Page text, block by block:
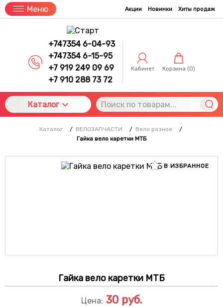
Меню Акции Новинки Хиты продаж
+747354 6-04-93
+747354 6-15-95
+7 919 249 09 69
+7 910 288 73 72
Кабинет Корзина (0)
Каталог
Каталог / ВЕЛОЗАПЧАСТИ / Вело разное
/
Гайка вело каретки МТБ
В ИЗБРАННОЕ
Гайка вело каретки МТБ
Цена: 30 руб.